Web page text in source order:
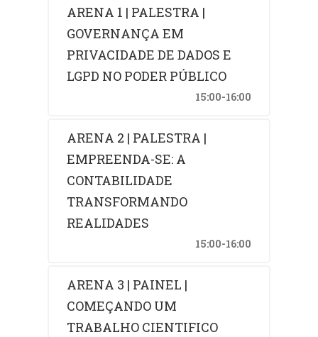
ARENA 1 | PALESTRA |
GOVERNANÇA EM
PRIVACIDADE DE DADOS E
LGPD NO PODER PÚBLICO
15:00-16:00
ARENA 2 | PALESTRA |
EMPREENDA-SE: A
CONTABILIDADE
TRANSFORMANDO
REALIDADES
15:00-16:00
ARENA 3 | PAINEL |
COMEÇANDO UM
TRABALHO CIENTIFICO